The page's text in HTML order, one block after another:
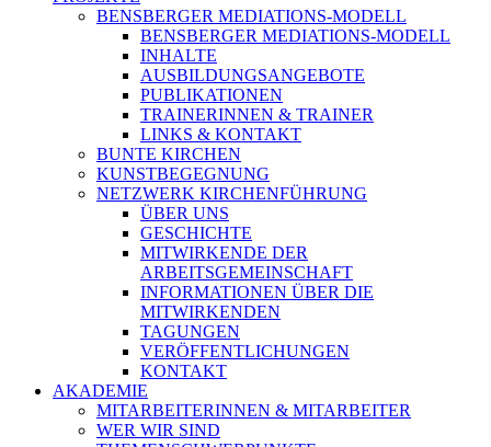
BENSBERGER MEDIATIONS-MODELL
BENSBERGER MEDIATIONS-MODELL
INHALTE
AUSBILDUNGSANGEBOTE
PUBLIKATIONEN
TRAINERINNEN & TRAINER
LINKS & KONTAKT
BUNTE KIRCHEN
KUNSTBEGEGNUNG
NETZWERK KIRCHENFÜHRUNG
ÜBER UNS
GESCHICHTE
MITWIRKENDE DER
ARBEITSGEMEINSCHAFT
INFORMATIONEN ÜBER DIE
MITWIRKENDEN
TAGUNGEN
VERÖFFENTLICHUNGEN
KONTAKT
AKADEMIE
MITARBEITERINNEN & MITARBEITER
WER WIR SIND